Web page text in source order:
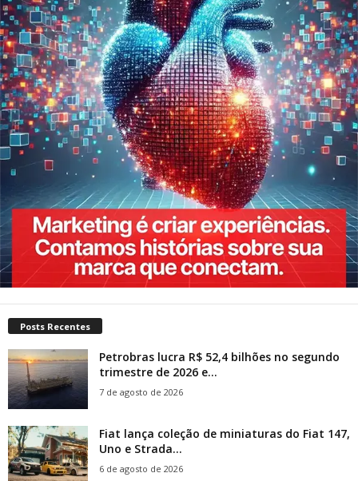
Posts Recentes
Petrobras lucra R$ 52,4 bilhões no segundo
trimestre de 2026 e...
7 de agosto de 2026
Fiat lança coleção de miniaturas do Fiat 147,
Uno e Strada...
6 de agosto de 2026